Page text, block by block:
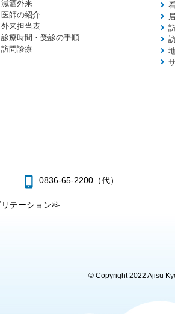
減酒外来
医師の紹介
外来担当表
診療時間・受診の手順
訪問診療
0836-65-2200（代）
テーション科
© Copyright 2022 Ajisu